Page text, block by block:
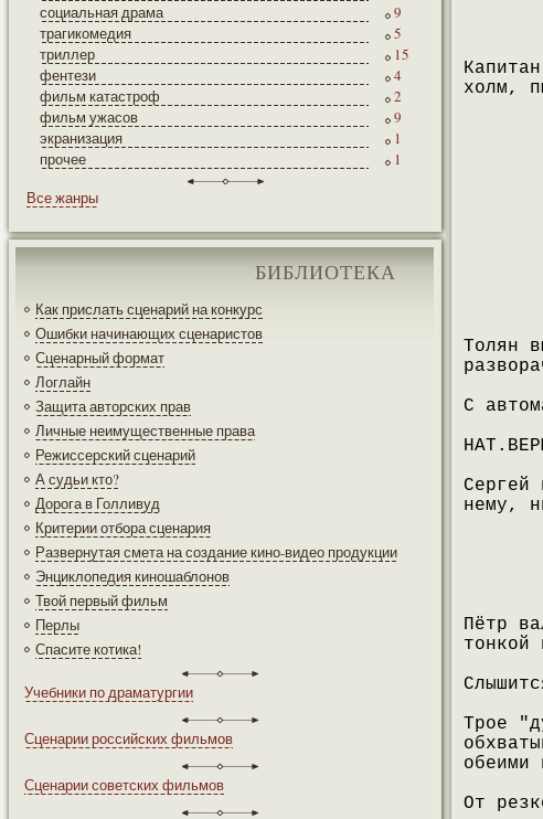
социальная драма
9
трагикомедия
5
триллер
15
фентези
4
фильм катастроф
2
фильм ужасов
9
экранизация
1
прочее
1
Все жанры
БИБЛИОТЕКА
Как прислать сценарий на конкурс
Ошибки начинающих сценаристов
Сценарный формат
Логлайн
Защита авторских прав
Личные неимущественные права
Режиссерский сценарий
А судьи кто?
Дорога в Голливуд
Критерии отбора сценария
Развернутая смета на создание кино-видео продукции
Энциклопедия киношаблонов
Твой первый фильм
Перлы
Спасите котика!
Учебники по драматургии
Сценарии российских фильмов
Сценарии советских фильмов
холм,
Толян
С
Сергей
нему,
Пётр
тонкой
Трое
обеими
От